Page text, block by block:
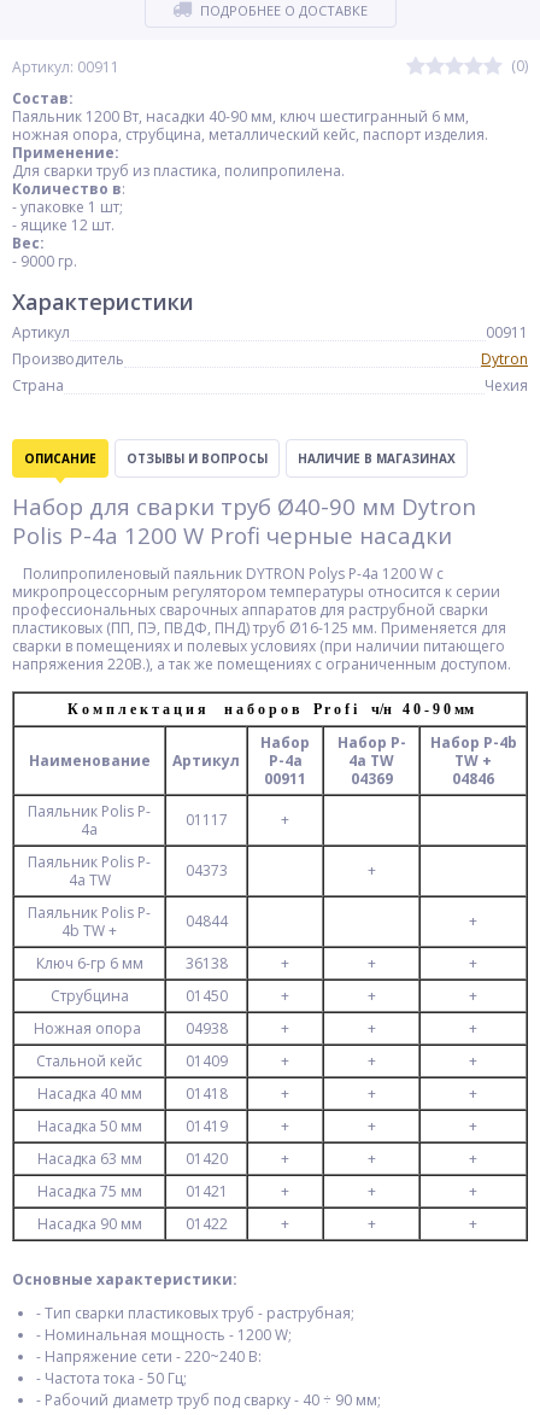
Артикул: 00911
(0)
Состав:
Паяльник 1200 Вт, насадки 40-90 мм, ключ шестигранный 6 мм,
ножная опора, струбцина, металлический кейс, паспорт изделия.
Применение:
Для сварки труб из пластика, полипропилена.
Количество в:
- упаковке 1 шт;
- ящике 12 шт.
Вес:
- 9000 гр.
ПОДРОБНЕЕ О ДОСТАВКЕ
Характеристики
Артикул
00911
Производитель
Dytron
Страна
Чехия
ОПИСАНИЕ ОТЗЫВЫ И ВОПРОСЫ НАЛИЧИЕ В МАГАЗИНАХ
Набор для сварки труб Ø40-90 мм Dytron
Polis P-4a 1200 W Profi черные насадки
Полипропиленовый паяльник DYTRON Polys P-4a 1200 W с
микропроцессорным регулятором температуры относится к серии
профессиональных сварочных аппаратов для раструбной сварки
пластиковых (ПП, ПЭ, ПВДФ, ПНД) труб Ø16-125 мм. Применяется для
сварки в помещениях и полевых условиях (при наличии питающего
напряжения 220В.), а так же помещениях с ограниченным доступом.
К о м п л е к т а ц и я н а б о р о в P r o f i ч/н 4 0 - 9 0 мм
Наименование Артикул
Набор
P-4a
00911
Набор P-
4a TW
04369
Набор P-4b
TW +
04846
Паяльник Polis P-
4a
01117 +
Паяльник Polis P-
4a TW
04373 +
Паяльник Polis P-
4b TW +
04844 +
Ключ 6-гр 6 мм 36138 + +
+
Струбцина
01450 + +
+
Ножная опора
04938 + +
+
Стальной кейс
01409 + +
+
Насадка 40 мм
01418 + +
+
Насадка 50 мм
01419 + +
+
Насадка 63 мм
01420 + +
+
Насадка 75 мм
01421 + +
+
Насадка 90 мм
01422 + + +
Основные характеристики:
- Тип сварки пластиковых труб - раструбная;
- Номинальная мощность - 1200 W;
- Напряжение сети - 220~240 В:
- Частота тока - 50 Гц;
- Рабочий диаметр труб под сварку - 40 ÷ 90 мм;